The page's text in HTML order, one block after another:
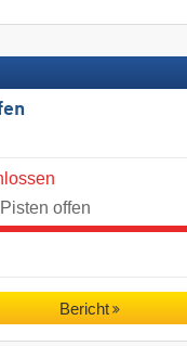
offen
Bericht